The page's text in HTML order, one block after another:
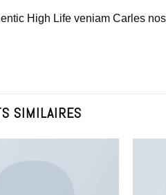
High Life veniam Carles
SIMILAIRES